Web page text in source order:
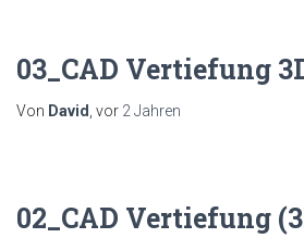
03_CAD Vertiefung
Von David , vor 2 Jahren
02_CAD Vertiefung